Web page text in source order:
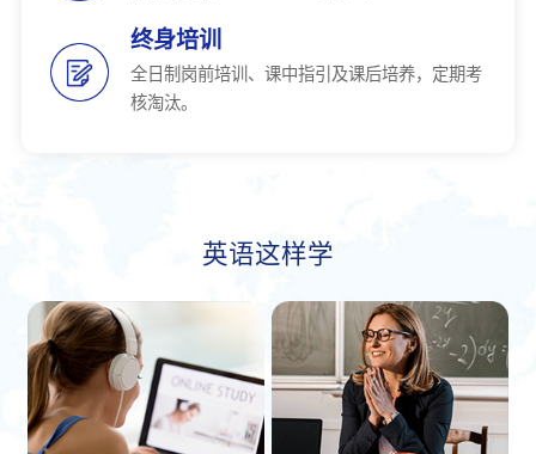
终身培训
全日制岗前培训、课中指引及课后培养，定期考
核淘汰。
英语这样学